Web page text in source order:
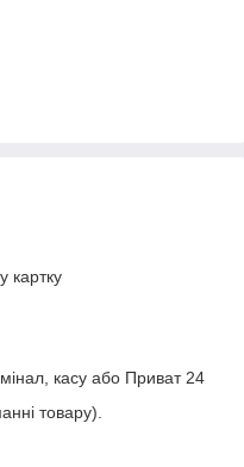
картку
касу або Приват 24
товару).